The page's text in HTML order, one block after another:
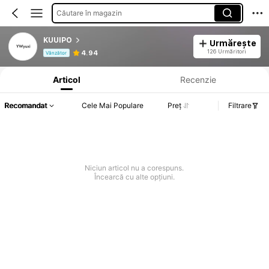
Căutare în magazin
KUUIPO
Vânzător 4.94
Urmărește
126 Urmăritori
Informații despre produs: Divulgarea prețului, detalii privind vânzările și stocul.
Articol Recenzie
Recomandat Cele Mai Populare Preț Filtrare
Niciun articol nu a corespuns.
Încearcă cu alte opțiuni.